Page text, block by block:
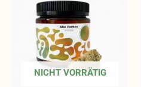
NICHT VORRÄTIG